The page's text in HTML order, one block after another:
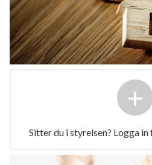
+
Sitter du i styrelsen? Logga